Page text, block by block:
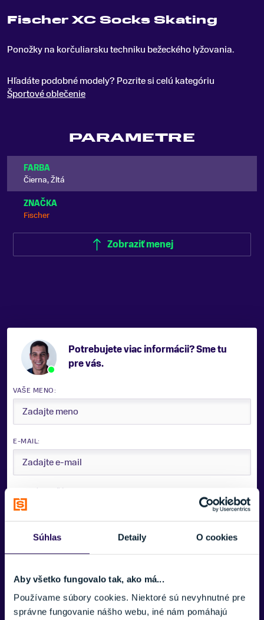
Súhlas Detaily O cookies
Aby všetko fungovalo tak, ako má...
Používame súbory cookies. Niektoré sú nevyhnutné pre
správne fungovanie nášho webu, iné nám pomáhajú
Fischer XC Socks Skating
Ponožky na korčuliarsku techniku bežeckého lyžovania.
Hľadáte podobné modely? Pozrite si celú kategóriu
Športové oblečenie
PARAMETRE
FARBA
Čierna, Žltá
ZNAČKA
Fischer
Zobraziť menej
Potrebujete viac informácii? Sme tu
pre vás.
VAŠE MENO:
E-MAIL:
SPRÁVA: